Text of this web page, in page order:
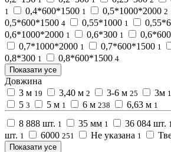
1 0,4*600*1500 1 0,5*1000*2000 2
0,5*600*1500 4 0,55*1000 1
0,6*1000*2000 1 0,6*300 1 0,6*600
0,7*1000*2000 1 0,7*600*1500 1
0,8*300 1 0,8*600*1500 4
Показати усе
Довжина
3 м 19 3,40 м 2 3-6 м 25 3м 1
5 3 5 м 1 6 м 238 6,63 м 1
8 888 шт. 1 35 мм 1 36 084 шт. 1
шт. 1 6000 251 Не указана 1
Показати усе